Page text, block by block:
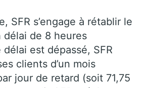
SFR s’engage à rétablir le
délai de 8 heures
est dépassé, SFR
clients d’un mois
jour de retard (soit 71,75